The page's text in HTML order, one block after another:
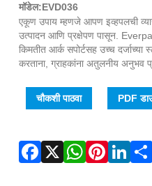
मॉडेल:EVD036
एकूण उपाय म्हणजे आपण इव्हपलची
उत्पादन आणि प्रक्षेपण पासून.
किमतीत आर्क सपोर्टसह उच्च
करताना, ग्राहकांना अतुलनीय अनुभव
चौकशी पाठवा PDF